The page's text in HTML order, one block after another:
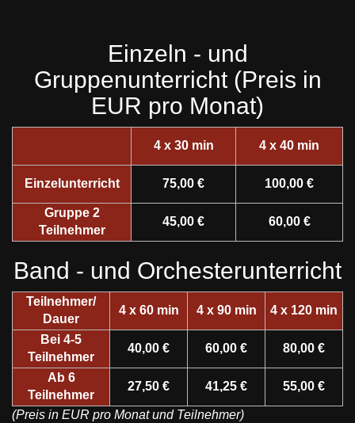
Einzeln - und
Gruppenunterricht (Preis in
EUR pro Monat)
4 x 30 min 4 x 40 min
Einzelunterricht 75,00 € 100,00 €
Gruppe 2
Teilnehmer
45,00 € 60,00 €
Band - und Orchesterunterricht
Teilnehmer/
Dauer
4 x 60 min 4 x 90 min 4 x 120 min
Bei 4-5
Teilnehmer
40,00 € 60,00 € 80,00 €
Ab 6
Teilnehmer
27,50 € 41,25 € 55,00 €
(Preis in EUR pro Monat und Teilnehmer)